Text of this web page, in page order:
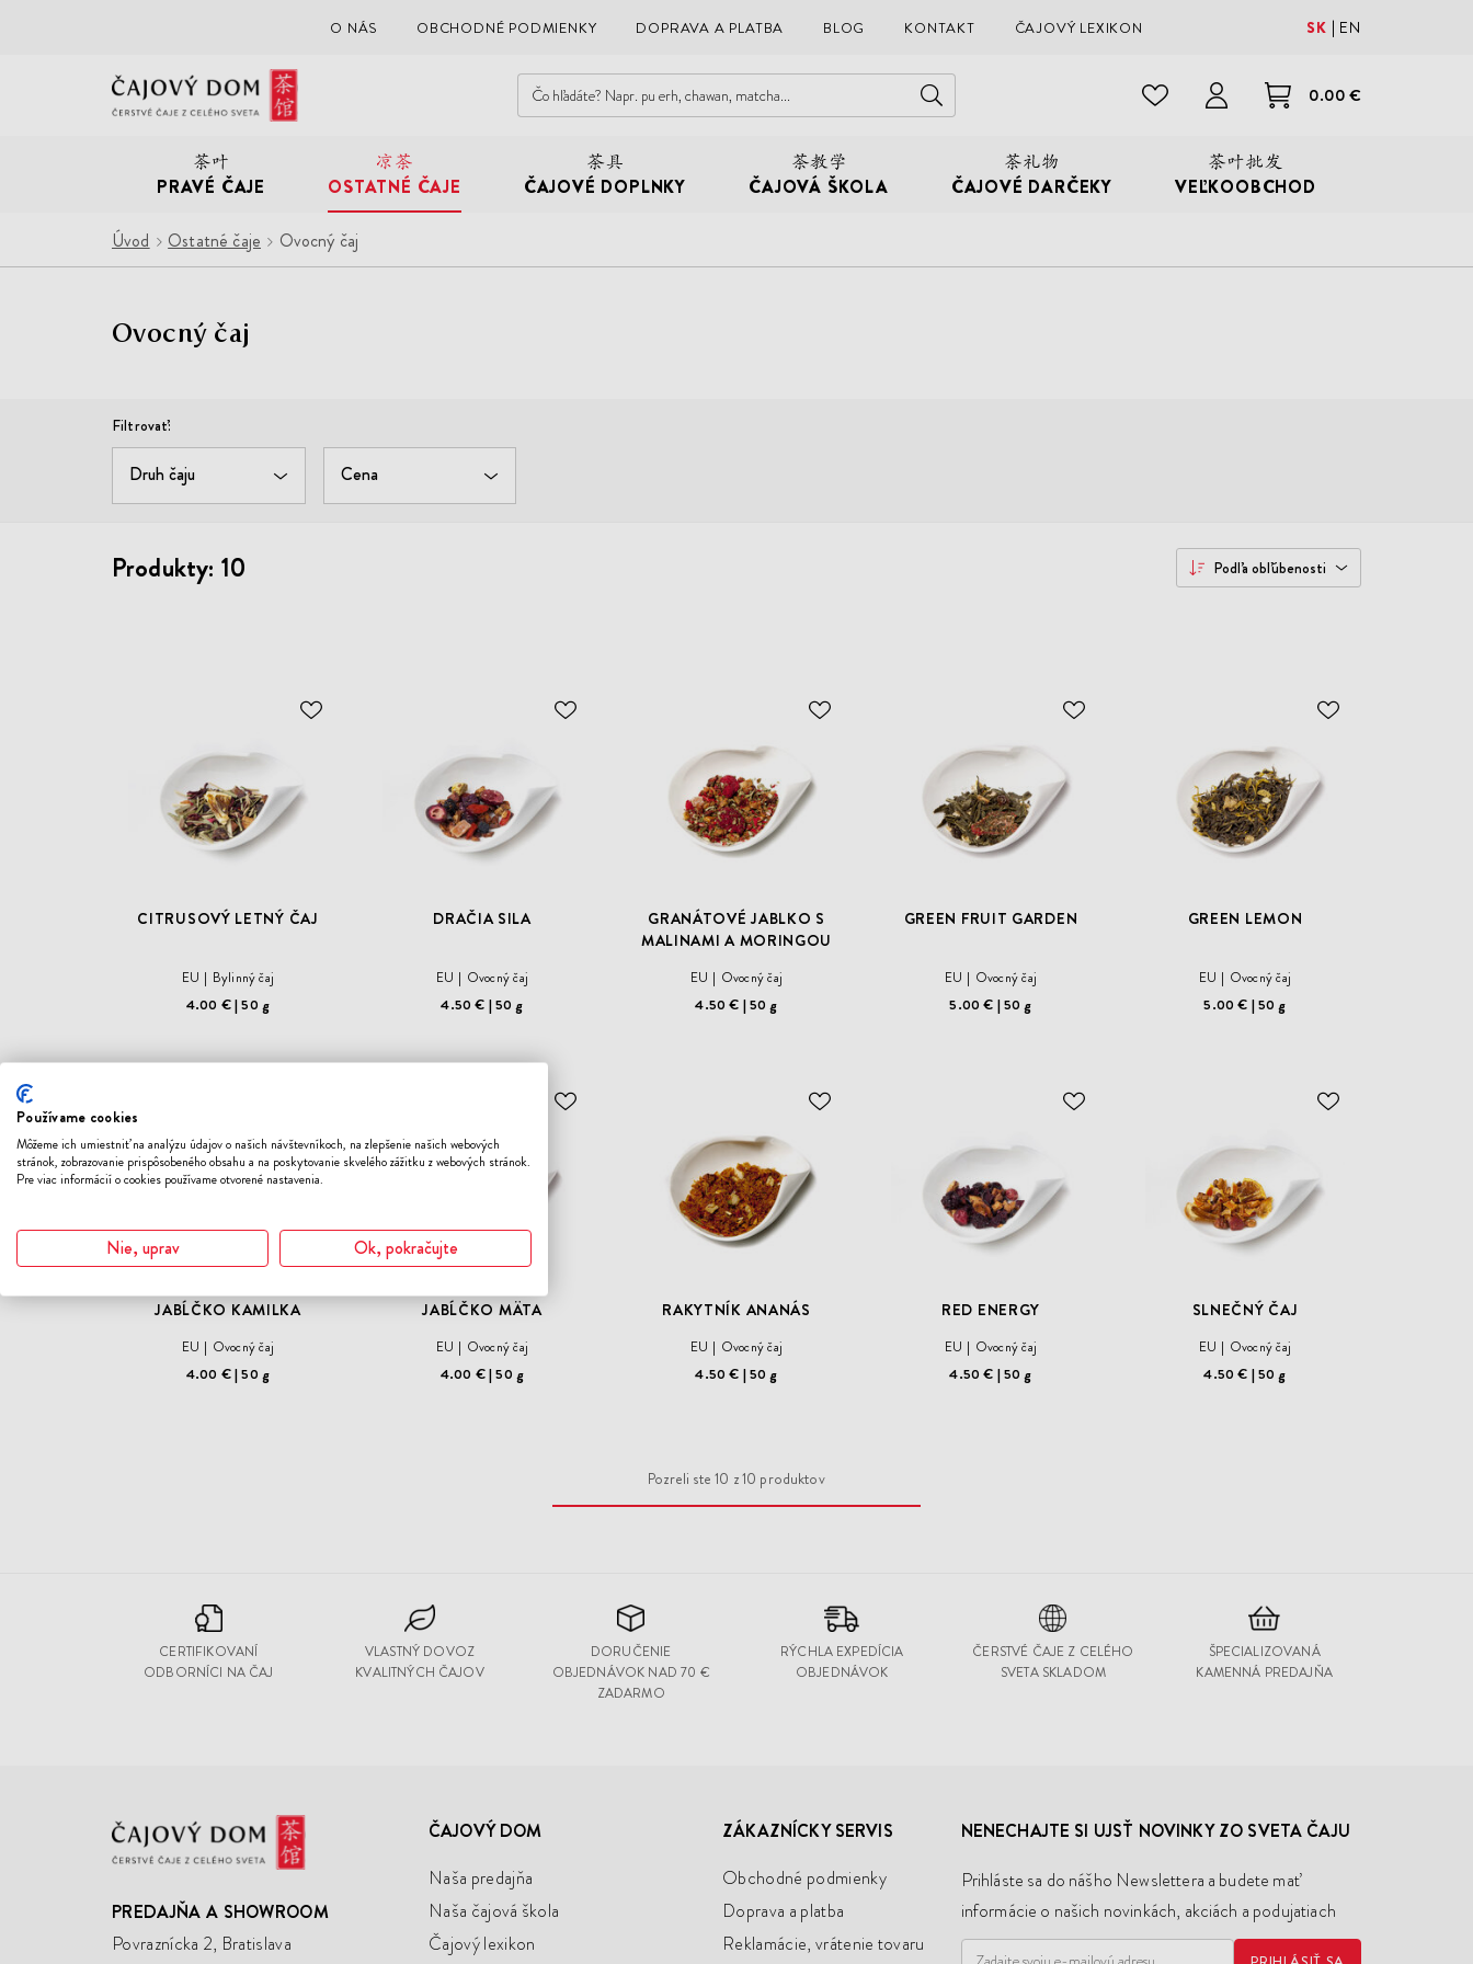
O NÁS OBCHODNÉ PODMIENKY DOPRAVA A PLATBA BLOG KONTAKT ČAJOVÝ LEXIKON SK EN
Čajový
Dom
0.00 €
PRAVÉ ČAJE OSTATNÉ ČAJE ČAJOVÉ DOPLNKY ČAJOVÁ ŠKOLA ČAJOVÉ DARČEKY VEĽKOOBCHOD
Úvod Ostatné čaje Ovocný čaj
Ovocný čaj
Filtrovať
Druh čaju Cena
Produkty: 10 Podľa obľúbenosti
ODOBER
CITRUSOVÝ LETNÝ ČAJ
EU Bylinný čaj
4.00 € 50 g
ODOBER
DRAČIA SILA
EU Ovocný čaj
4.50 € 50 g
ODOBER
GRANÁTOVÉ JABLKO S
MALINAMI A MORINGOU
EU Ovocný čaj
4.50 € 50 g
ODOBER
GREEN FRUIT GARDEN
EU Ovocný čaj
5.00 € 50 g
ODOBER
GREEN LEMON
EU Ovocný čaj
5.00 € 50 g
ZOZNAMU
ŽELANÍ
JABĹČKO KAMILKA
EU Ovocný čaj
4.00 € 50 g
ODOBER
JABĹČKO MÄTA
EU Ovocný čaj
4.00 € 50 g
ODOBER
RAKYTNÍK ANANÁS
EU Ovocný čaj
4.50 € 50 g
ODOBER
RED ENERGY
EU Ovocný čaj
4.50 € 50 g
ODOBER
SLNEČNÝ ČAJ
EU Ovocný čaj
4.50 € 50 g
Pozreli ste10 z10 produktov
CERTIFIKOVANÍ
ODBORNÍCI NA ČAJ
VLASTNÝ DOVOZ
KVALITNÝCH ČAJOV
DORUČENIE
OBJEDNÁVOK NAD 70 €
ZADARMO
RÝCHLA EXPEDÍCIA
OBJEDNÁVOK
ČERSTVÉ ČAJE Z CELÉHO
SVETA SKLADOM
ŠPECIALIZOVANÁ
KAMENNÁ PREDAJŇA
Čajový
Dom
PREDAJŇA A SHOWROOM
Povraznícka 2, Bratislava
ČAJOVÝ DOM
Naša predajňa
Naša čajová škola
Čajový lexikon
ZÁKAZNÍCKY SERVIS
Obchodné podmienky
Doprava a platba
Reklamácie, vrátenie tovaru
NENECHAJTE SI UJSŤ NOVINKY ZO SVETA ČAJU
Prihláste sa do nášho Newslettera a budete mať
informácie o našich novinkách, akciách a podujatiach
Používame cookies
Môžeme ich umiestniť na analýzu údajov o našich návštevníkoch, na zlepšenie našich webových
stránok, zobrazovanie prispôsobeného obsahu a na poskytovanie skvelého zážitku z webových stránok.
Pre viac informácií o cookies používame otvorené nastavenia.
Nie, uprav Ok, pokračujte